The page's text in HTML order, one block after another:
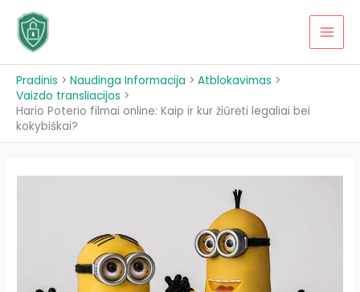
Pereiti
turinio
Pradinis Naudinga Informacija
Atblokavimas
Vaizdo transliacijos
Hario Poterio filmai online: Kaip ir kur žiūrėti legaliai bei
kokybiškai?